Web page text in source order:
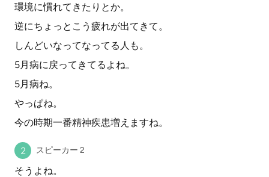
環境に慣れてきたりとか。
逆にちょっとこう疲れが出てきて。
しんどいなってなってる人も。
5月病に戻ってきてるよね。
5月病ね。
やっぱね。
今の時期一番精神疾患増えますね。
スピーカー 2
そうよね。